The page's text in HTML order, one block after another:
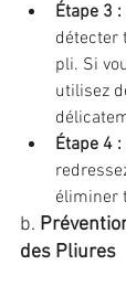
Étape 3 :
détecter
pli. Si
utilisez
Étape 4 :
éliminer
b.
des Pliures